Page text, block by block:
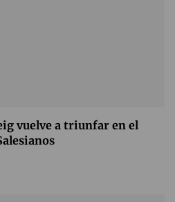
vuelve a triunfar en el